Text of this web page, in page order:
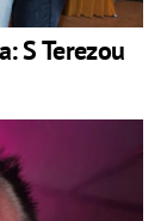
S Terezou